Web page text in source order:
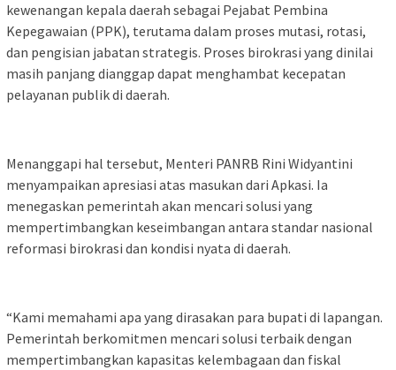
kewenangan kepala daerah sebagai Pejabat Pembina
Kepegawaian (PPK), terutama dalam proses mutasi, rotasi,
dan pengisian jabatan strategis. Proses birokrasi yang dinilai
masih panjang dianggap dapat menghambat kecepatan
pelayanan publik di daerah.
Menanggapi hal tersebut, Menteri PANRB Rini Widyantini
menyampaikan apresiasi atas masukan dari Apkasi. Ia
menegaskan pemerintah akan mencari solusi yang
mempertimbangkan keseimbangan antara standar nasional
reformasi birokrasi dan kondisi nyata di daerah.
“Kami memahami apa yang dirasakan para bupati di lapangan.
Pemerintah berkomitmen mencari solusi terbaik dengan
mempertimbangkan kapasitas kelembagaan dan fiskal